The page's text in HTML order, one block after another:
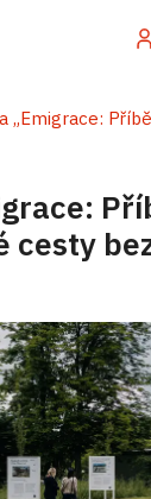
„Emigrace:
cesty